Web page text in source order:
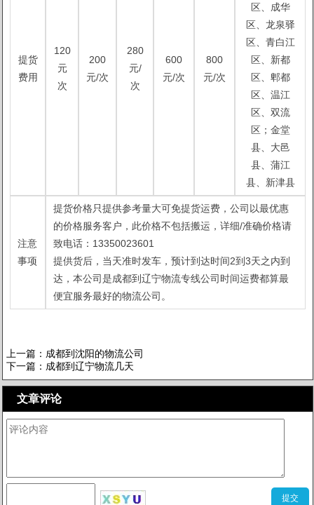
提货
费用
120
元
次
200
元/次
280
元/
次
600
元/次
800
元/次
区、成华
区、龙泉驿
区、青白江
区、新都
区、郫都
区、温江
区、双流
区；金堂
县、大邑
县、蒲江
县、新津县
注意
事项
提货价格只提供参考量大可免提货运费，公司以最优惠
的价格服务客户，此价格不包括搬运，详细/准确价格请
致电话：13350023601
提供货后，当天准时发车，预计到达时间2到3天之内到
达，本公司是成都到辽宁物流专线公司时间运费都算最
便宜服务最好的物流公司。
上一篇： 成都到沈阳的物流公司
下一篇： 成都到辽宁物流几天
文章评论